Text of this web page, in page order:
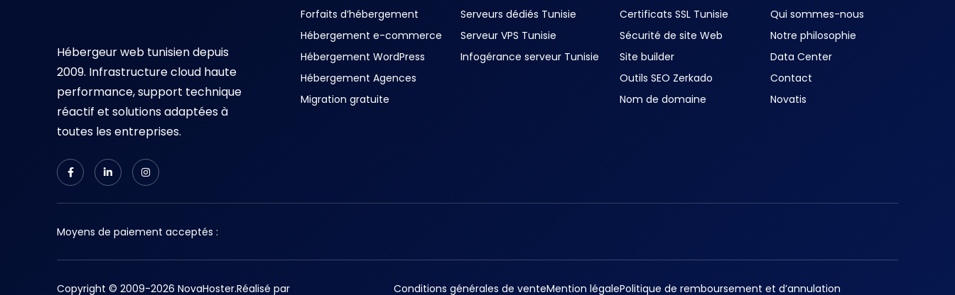
Hébergeur web tunisien depuis
2009. Infrastructure cloud haute
performance, support technique
réactif et solutions adaptées à
toutes les entreprises.
Forfaits d’hébergement
Hébergement e-commerce
Hébergement WordPress
Hébergement Agences
Migration gratuite
Serveurs dédiés Tunisie
Serveur VPS Tunisie
Infogérance serveur Tunisie
Certificats SSL Tunisie
Sécurité de site Web
Site builder
Outils SEO Zerkado
Nom de domaine
Qui sommes-nous
Notre philosophie
Data Center
Contact
Novatis
Moyens de paiement acceptés :
Copyright © 2009-2026 NovaHoster.Réalisé par Conditions générales de venteMention légalePolitique de remboursement et d’annulation